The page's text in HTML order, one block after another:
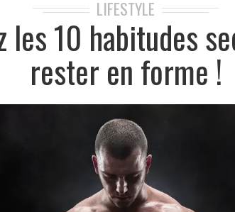
LIFESTYLE
les 10 habitudes
rester en forme !